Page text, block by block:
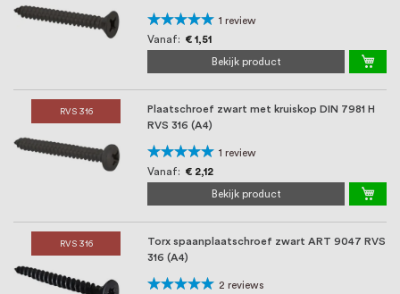
oprichting staat persoonlijke service bij
ons voorop, want we geloven dat een
goede relatie met onze klanten het
verschil maakt.
Waardering:
100%
1 review
Vanaf
€ 1,51
Bekijk product
RVS 316
Plaatschroef zwart met kruiskop DIN 7981 H
RVS 316 (A4)
Waardering:
100%
1 review
Vanaf
€ 2,12
Bekijk product
RVS 316
Torx spaanplaatschroef zwart ART 9047 RVS
316 (A4)
Waardering: 2 reviews